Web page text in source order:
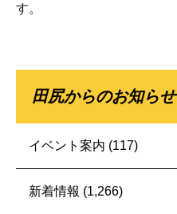
す。
田尻からのお知らせ
イベント案内 (117)
新着情報 (1,266)